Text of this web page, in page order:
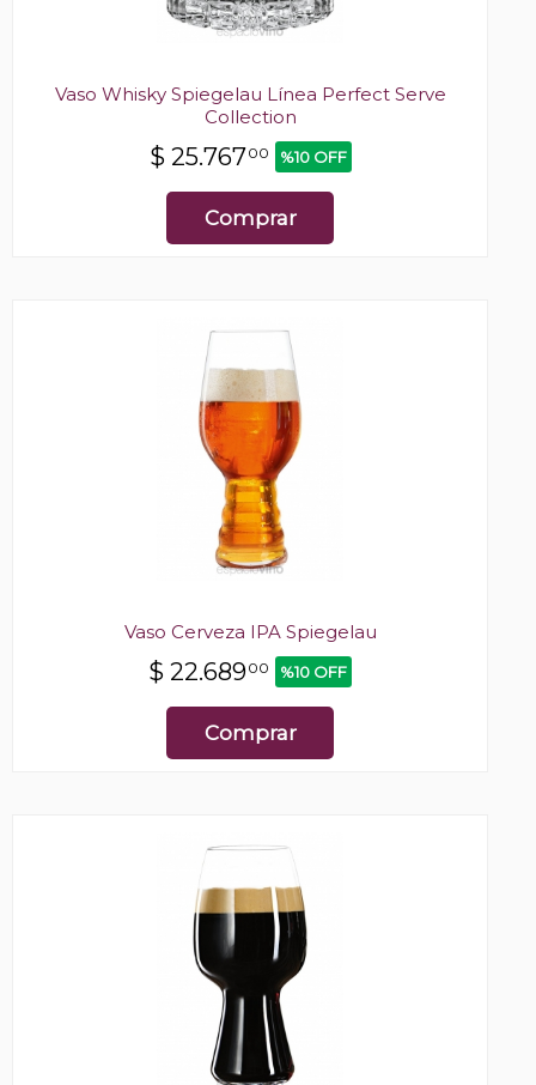
Vaso Whisky Spiegelau Línea Perfect Serve
Collection
$ 25.76700 %10 OFF
Comprar
Vaso Cerveza IPA Spiegelau
$ 22.68900 %10 OFF
Comprar